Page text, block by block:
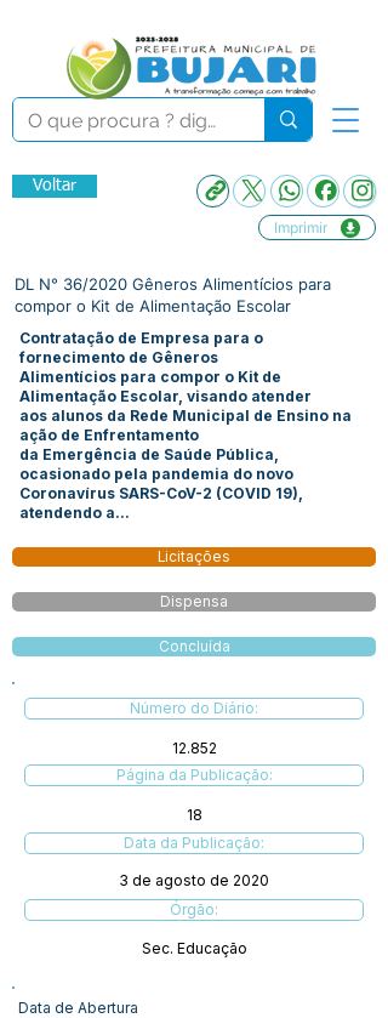
Voltar
Imprimir
DL N° 36/2020 Gêneros Alimentícios para
compor o Kit de Alimentação Escolar
Contratação de Empresa para o
fornecimento de Gêneros
Alimentícios para compor o Kit de
Alimentação Escolar, visando atender
aos alunos da Rede Municipal de Ensino na
ação de Enfrentamento
da Emergência de Saúde Pública,
ocasionado pela pandemia do novo
Coronavírus SARS-CoV-2 (COVID 19),
atendendo a...
Licitações
Dispensa
Concluída
Número do Diário:
12.852
Página da Publicação:
18
Data da Publicação:
3 de agosto de 2020
Órgão:
Sec. Educação
Data de Abertura